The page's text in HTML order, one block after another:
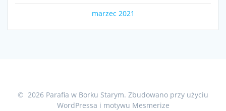
marzec 2021
© 2026 Parafia w Borku Starym. Zbudowano przy użyciu
WordPressa i motywu Mesmerize